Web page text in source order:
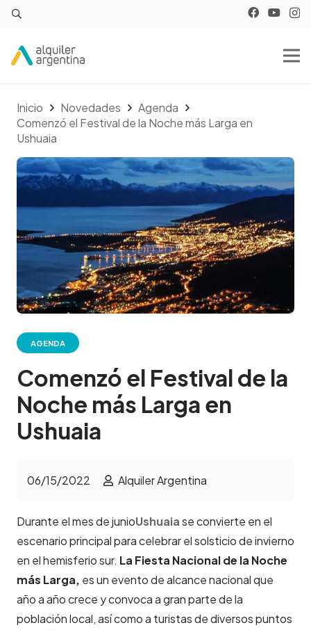
Inicio Novedades
Agenda
Comenzó el Festival de la Noche más Larga en
Ushuaia
AGENDA
Comenzó el Festival de la
Noche más Larga en
Ushuaia
06/15/2022 Alquiler Argentina
Durante el mes de junioUshuaiase convierte en el
escenario principal para celebrar el solsticio de invierno
en el hemisferio sur. La Fiesta Nacional de la Noche
más Larga, es un evento de alcance nacional que
año a año crece y convoca a gran parte de la
población local, así como a turistas de diversos puntos